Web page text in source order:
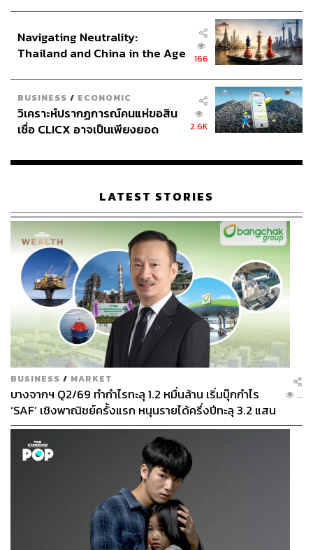
THREE Balancing Essential Set (3,300 บาท)
แบรนด์ THREE จากประเทศญี่ปุ่น มีไอเท็มดังหลายชิ้นที่
ครองใจสาวไทย เราจึงแนะนำ Balancing Essential Set เพื่อ
ปรับผิวให้สมดุล เหมาะกับคนที่เริ่มต้นอยากใช้ผลิตภัณฑ์ของ
แบรนด์ THREE ภายในเซตประกอบด้วยคลีนซิ่งออยล์สุด
ฮอตที่ทำความสะอาดผิวหน้าได้สะอาดหมดจด โฟมล้างหน้า
เนื้ออ่อนโยน แผ่นเคลย์มาสก์ โลชั่นมาสก์ บาลานซิ่งโลชั่น
และแผ่นสำลีเช็ดหน้าออร์แกนิก ทั้งหมดนี้ถ้าซื้อราคาปกติจะ
อยู่ที่ 5,200 บาท พอเป็นเซตพิเศษครั้งนี้สามารถเซฟเงินใน
กระเป๋าได้ถึง 1,900 บาททีเดียว
Navigating Neutrality:
Thailand and China in the Age
166
BUSINESS / ECONOMIC
วิเคราะห์ปรากฏการณ์คนแห่ขอสิน
เชื่อ CLICX อาจเป็นเพียงยอด
เรือนไทยที่ถูกซุกไว้
2.6K
LATEST STORIES
BUSINESS / MARKET
บางจากฯ Q2/69 ทำกำไรทะลุ 1.2 หมื่นล้าน เริ่มบุ๊กกำไร
‘SAF’ เชิงพาณิชย์ครั้งแรก หนุนรายได้ครึ่งปีทะลุ 3.2 แสน
ล้าน
...